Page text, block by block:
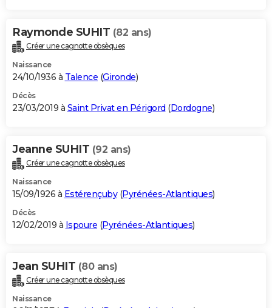
Raymonde SUHIT (82 ans)
Créer une cagnotte obsèques
Naissance
24/10/1936 à Talence (Gironde)
Décès
23/03/2019 à Saint Privat en Périgord (Dordogne)
Jeanne SUHIT (92 ans)
Créer une cagnotte obsèques
Naissance
15/09/1926 à Estérençuby(Pyrénées-Atlantiques)
Décès
12/02/2019 à Ispoure (Pyrénées-Atlantiques)
Jean SUHIT (80 ans)
Créer une cagnotte obsèques
Naissance